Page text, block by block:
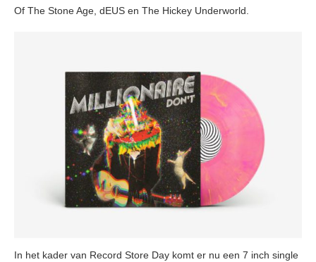
Of The Stone Age, dEUS en The Hickey Underworld.
In het kader van Record Store Day komt er nu een 7 inch single